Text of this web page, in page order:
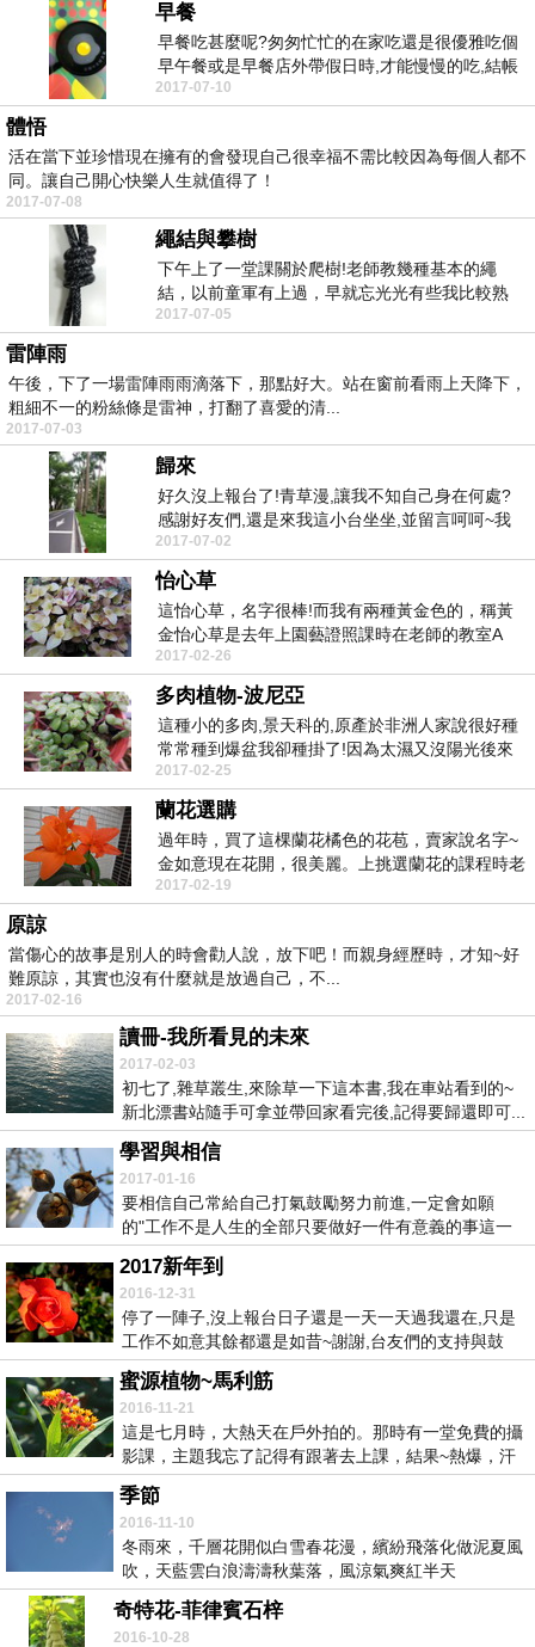
早餐
早餐吃甚麼呢?匆匆忙忙的在家吃還是很優雅吃個
早午餐或是早餐店外帶假日時,才能慢慢的吃,結帳
時還有送這...
2017-07-10
體悟
活在當下並珍惜現在擁有的會發現自己很幸福不需比較因為每個人都不
同。讓自己開心快樂人生就值得了！
2017-07-08
繩結與攀樹
下午上了一堂課關於爬樹!老師教幾種基本的繩
結，以前童軍有上過，早就忘光光有些我比較熟
悉，有些，手打結...
2017-07-05
雷陣雨
午後，下了一場雷陣雨雨滴落下，那點好大。站在窗前看雨上天降下，
粗細不一的粉絲條是雷神，打翻了喜愛的清...
2017-07-03
歸來
好久沒上報台了!青草漫,讓我不知自己身在何處?
感謝好友們,還是來我這小台坐坐,並留言呵呵~我
有新(心...
2017-07-02
怡心草
這怡心草，名字很棒!而我有兩種黃金色的，稱黃
金怡心草是去年上園藝證照課時在老師的教室A
的。 另一種粉...
2017-02-26
多肉植物-波尼亞
這種小的多肉,景天科的,原產於非洲人家說很好種
常常種到爆盆我卻種掛了!因為太濕又沒陽光後來
朋友分給我...
2017-02-25
蘭花選購
過年時，買了這棵蘭花橘色的花苞，賣家說名字~
金如意現在花開，很美麗。上挑選蘭花的課程時老
師說，花苞要...
2017-02-19
原諒
當傷心的故事是別人的時會勸人說，放下吧！而親身經歷時，才知~好
難原諒，其實也沒有什麼就是放過自己，不...
2017-02-16
讀冊-我所看見的未來
2017-02-03
初七了,雜草叢生,來除草一下這本書,我在車站看到的~
新北漂書站隨手可拿並帶回家看完後,記得要歸還即可...
學習與相信
2017-01-16
要相信自己常給自己打氣鼓勵努力前進,一定會如願
的"工作不是人生的全部只要做好一件有意義的事這一
生就值...
2017新年到
2016-12-31
停了一陣子,沒上報台日子還是一天一天過我還在,只是
工作不如意其餘都還是如昔~謝謝,台友們的支持與鼓
勵...
蜜源植物~馬利筋
2016-11-21
這是七月時，大熱天在戶外拍的。那時有一堂免費的攝
影課，主題我忘了記得有跟著去上課，結果~熱爆，汗
如雨...
季節
2016-11-10
冬雨來，千層花開似白雪春花漫，繽紛飛落化做泥夏風
吹，天藍雲白浪濤濤秋葉落，風涼氣爽紅半天
奇特花-菲律賓石梓
2016-10-28